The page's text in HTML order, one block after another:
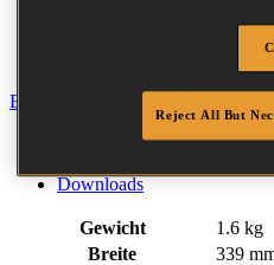
Hand-Gerät
Beenden
Spezifikation
Downloads
Gewicht
1.6 kg
Breite
339
Reject All But